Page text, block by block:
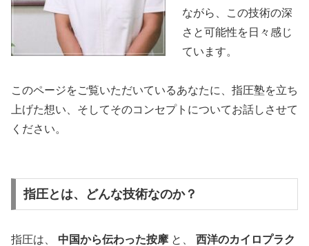
ながら、この技術の深
さと可能性を日々感じ
ています。
このページをご覧いただいているあなたに、指圧塾を立ち
上げた想い、そしてそのコンセプトについてお話しさせて
ください。
指圧とは、どんな技術なのか？
指圧は、 中国から伝わった按摩 と、 西洋のカイロプラク